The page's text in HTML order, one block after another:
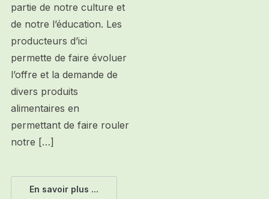
partie de notre culture et
de notre l’éducation. Les
producteurs d’ici
permette de faire évoluer
l’offre et la demande de
divers produits
alimentaires en
permettant de faire rouler
notre […]
En savoir plus ...